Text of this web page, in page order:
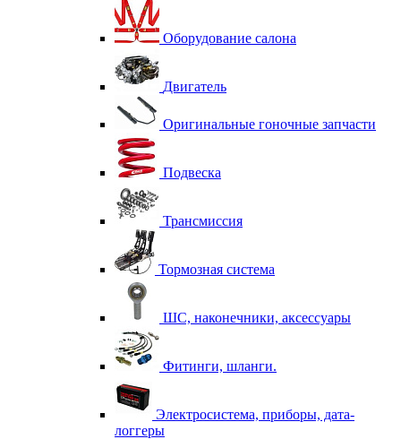
Оборудование салона
Двигатель
Оригинальные гоночные запчасти
Подвеска
Трансмиссия
Тормозная система
ШС, наконечники, аксессуары
Фитинги, шланги.
Электросистема, приборы, дата-
логгеры